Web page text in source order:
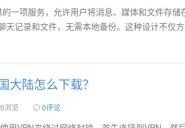
一项服务，允许用户将消息、媒体和文件存储
天记录和文件，无需本地备份。这种设计不仅
大陆怎么下载？
浏览 0评论